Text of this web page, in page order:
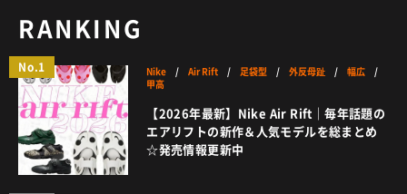
RANKING
No.1 Nike /Air Rift / 足袋型 /外反母趾 /幅広 /
甲高
【2026年最新】Nike Air Rift｜毎年話題の
エアリフトの新作＆人気モデルを総まとめ
☆発売情報更新中